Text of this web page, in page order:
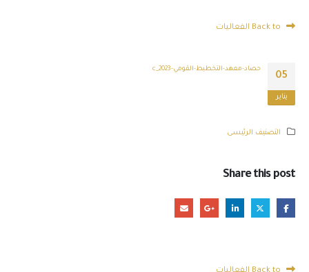
05
يناير
حصاد-معهد-التخطيط-القومي-2023_c
التصنيف الرئيسى
Share this post